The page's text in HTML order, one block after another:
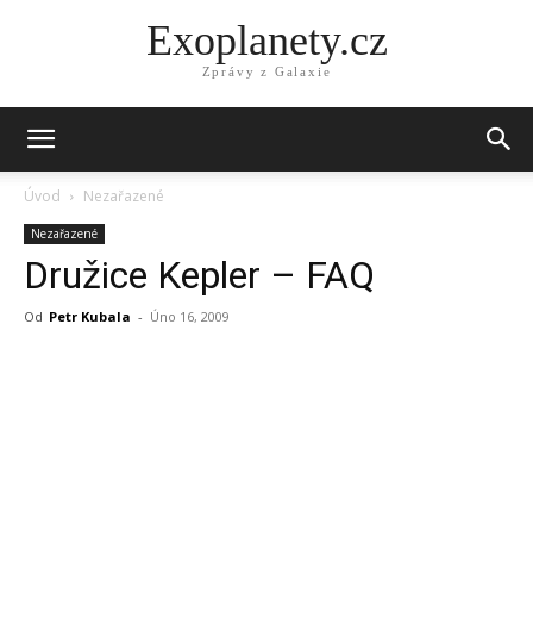
Exoplanety.cz
Zprávy z Galaxie
Úvod Nezařazené
Nezařazené
Družice Kepler – FAQ
Od Petr Kubala - Úno 16, 2009